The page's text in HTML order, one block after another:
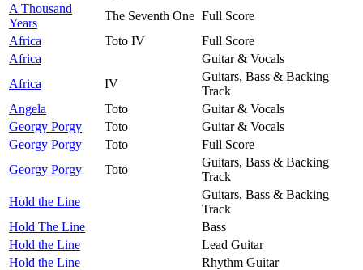
A Thousand
Years
The Seventh One Full Score
Africa
Toto IV
Full Score
Africa
Guitar & Vocals
Africa
IV
Guitars, Bass & Backing
Track
Angela
Toto
Guitar & Vocals
Georgy Porgy
Toto
Guitar & Vocals
Georgy Porgy
Toto
Full Score
Georgy Porgy
Toto
Guitars, Bass & Backing
Track
Hold the Line
Guitars, Bass & Backing
Track
Hold The Line
Bass
Hold the Line
Lead Guitar
Hold the Line
Rhythm Guitar